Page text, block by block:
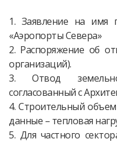
1. Заявление на имя
«Аэропорты Севера»
2. Распоряжение об
организаций).
3. Отвод
согласованный с
4. Строительный
данные – тепловая
5. Для частного